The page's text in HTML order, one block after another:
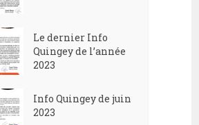
Le dernier Info
Quingey de l’année
2023
Info Quingey de juin
2023